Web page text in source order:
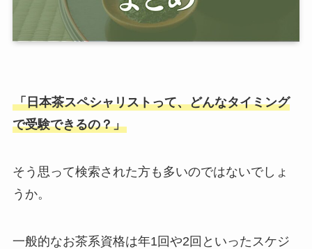
「日本茶スペシャリストって、どんなタイミング
で受験できるの？」
そう思って検索された方も多いのではないでしょ
うか。
一般的なお茶系資格は年1回や2回といったスケジ